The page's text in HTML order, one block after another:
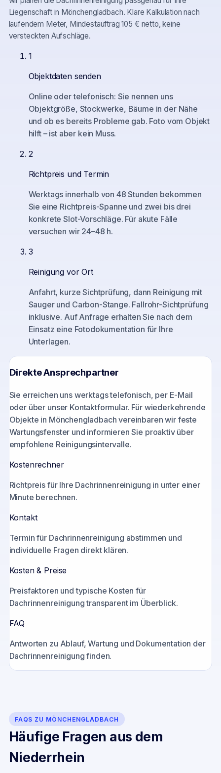
Liegenschaft in Mönchengladbach. Klare Kalkulation nach
laufendem Meter, Mindestauftrag 105 € netto, keine
versteckten Aufschläge.
1
Objektdaten senden
Online oder telefonisch: Sie nennen uns
Objektgröße, Stockwerke, Bäume in der Nähe
und ob es bereits Probleme gab. Foto vom Objekt
hilft – ist aber kein Muss.
2
Richtpreis und Termin
Werktags innerhalb von 48 Stunden bekommen
Sie eine Richtpreis-Spanne und zwei bis drei
konkrete Slot-Vorschläge. Für akute Fälle
versuchen wir 24–48 h.
3
Reinigung vor Ort
Anfahrt, kurze Sichtprüfung, dann Reinigung mit
Sauger und Carbon-Stange. Fallrohr-Sichtprüfung
inklusive. Auf Anfrage erhalten Sie nach dem
Einsatz eine Fotodokumentation für Ihre
Unterlagen.
Direkte Ansprechpartner
Sie erreichen uns werktags telefonisch, per E-Mail
oder über unser Kontaktformular. Für wiederkehrende
Objekte in Mönchengladbach vereinbaren wir feste
Wartungsfenster und informieren Sie proaktiv über
empfohlene Reinigungsintervalle.
Kostenrechner
Richtpreis für Ihre Dachrinnenreinigung in unter einer
Minute berechnen.
Kontakt
Termin für Dachrinnenreinigung abstimmen und
individuelle Fragen direkt klären.
Kosten & Preise
Preisfaktoren und typische Kosten für
Dachrinnenreinigung transparent im Überblick.
FAQ
Antworten zu Ablauf, Wartung und Dokumentation der
Dachrinnenreinigung finden.
FAQS ZU MÖNCHENGLADBACH
Häufige Fragen aus dem
Niederrhein